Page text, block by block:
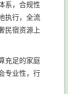
系，合规性
执行，全流
民宿资源上
充足的家庭
专业性，行